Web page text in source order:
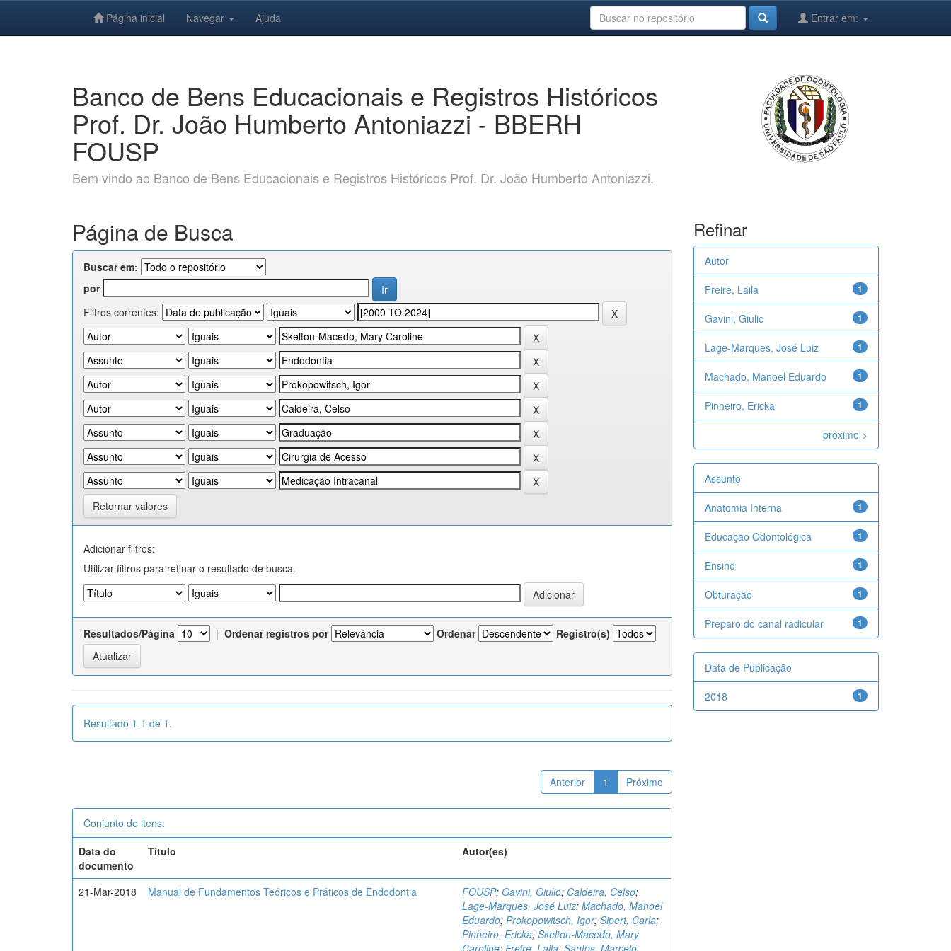
Página inicial Navegar Ajuda Entrar em:
Banco de Bens Educacionais e Registros Históricos
Prof. Dr. João Humberto Antoniazzi - BBERH
FOUSP
Bem vindo ao Banco de Bens Educacionais e Registros Históricos Prof. Dr. João Humberto Antoniazzi.
Página de Busca
Buscar em:
por
Filtros correntes:
Retornar valores
Adicionar filtros:
Utilizar filtros para refinar o resultado de busca.
Resultados/Página | Ordenar registros por Ordenar Registro(s)
Resultado 1-1 de 1.
Anterior 1 Próximo
Conjunto de itens:
Data do
documento
Título Autor(es)
21-Mar-2018 Manual de Fundamentos Teóricos e Práticos de Endodontia FOUSP; Gavini, Giulio; Caldeira, Celso;
Lage-Marques, José Luiz;Machado, Manoel
Eduardo;Prokopowitsch, Igor;Sipert, Carla;
Pinheiro, Ericka;Skelton-Macedo, Mary
Caroline; Freire, Laila;Santos, Marcelo
Refinar
Autor
1
Freire, Laila
1
Gavini, Giulio
1
Lage-Marques, José Luiz
1
Machado, Manoel Eduardo
1
Pinheiro, Ericka
próximo >
Assunto
1
Anatomia Interna
1
Educação Odontológica
1
Ensino
1
Obturação
1
Preparo do canal radicular
Data de Publicação
1
2018